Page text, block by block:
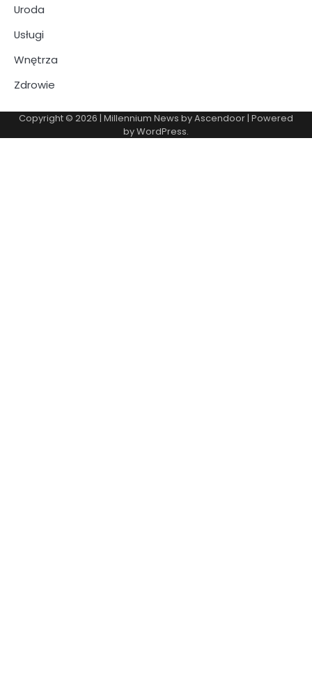
Uroda
Usługi
Wnętrza
Zdrowie
Copyright © 2026 | Millennium News byAscendoor| Powered
byWordPress.